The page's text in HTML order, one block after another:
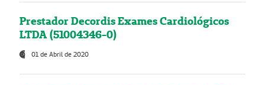
Prestador Decordis Exames Cardiológicos
LTDA (51004346-0)
01 de Abril de 2020